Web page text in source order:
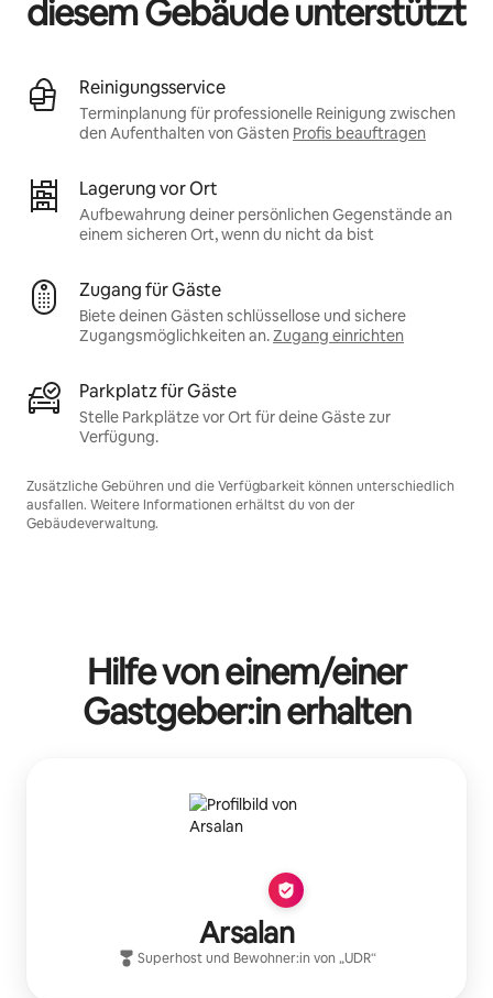
diesem Gebäude unterstützt
Reinigungsservice
Terminplanung für professionelle Reinigung zwischen
den Aufenthalten von Gästen Profis beauftragen
Lagerung vor Ort
Aufbewahrung deiner persönlichen Gegenstände an
einem sicheren Ort, wenn du nicht da bist
Zugang für Gäste
Biete deinen Gästen schlüssellose und sichere
Zugangsmöglichkeiten an.Zugang einrichten
Parkplatz für Gäste
Stelle Parkplätze vor Ort für deine Gäste zur
Verfügung.
Zusätzliche Gebühren und die Verfügbarkeit können unterschiedlich
ausfallen. Weitere Informationen erhältst du von der
Gebäudeverwaltung.
Hilfe von einem/einer
Gastgeber:in erhalten
Arsalan
Superhost und Bewohner:in von „UDR“